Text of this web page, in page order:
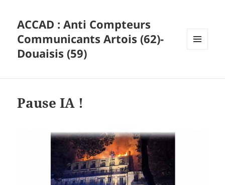
ACCAD : Anti Compteurs
Communicants Artois (62)-
Douaisis (59)
Pause IA !